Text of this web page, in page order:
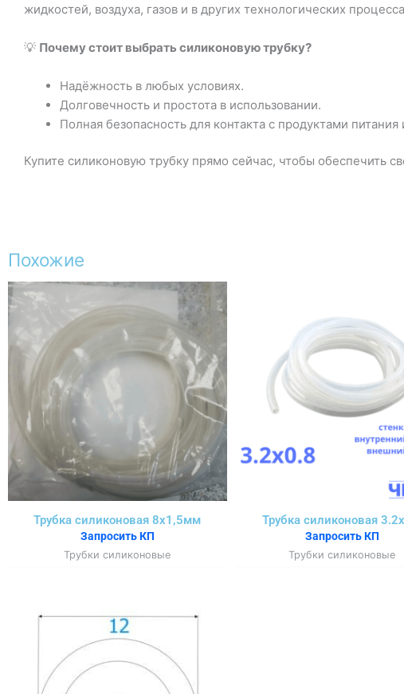
жидкостей, воздуха, газов и в других технологических
💡 Почему стоит выбрать силиконовую трубку?
Надёжность в любых условиях.
Долговечность и простота в использовании.
Полная безопасность для контакта с продуктами
Купите силиконовую трубку прямо сейчас, чтобы обеспечить
Похожие
Трубка силиконовая 8х1,5мм
Запросить КП
Трубки силиконовые
Трубка силиконовая
Запросить КП
Трубки силиконовые